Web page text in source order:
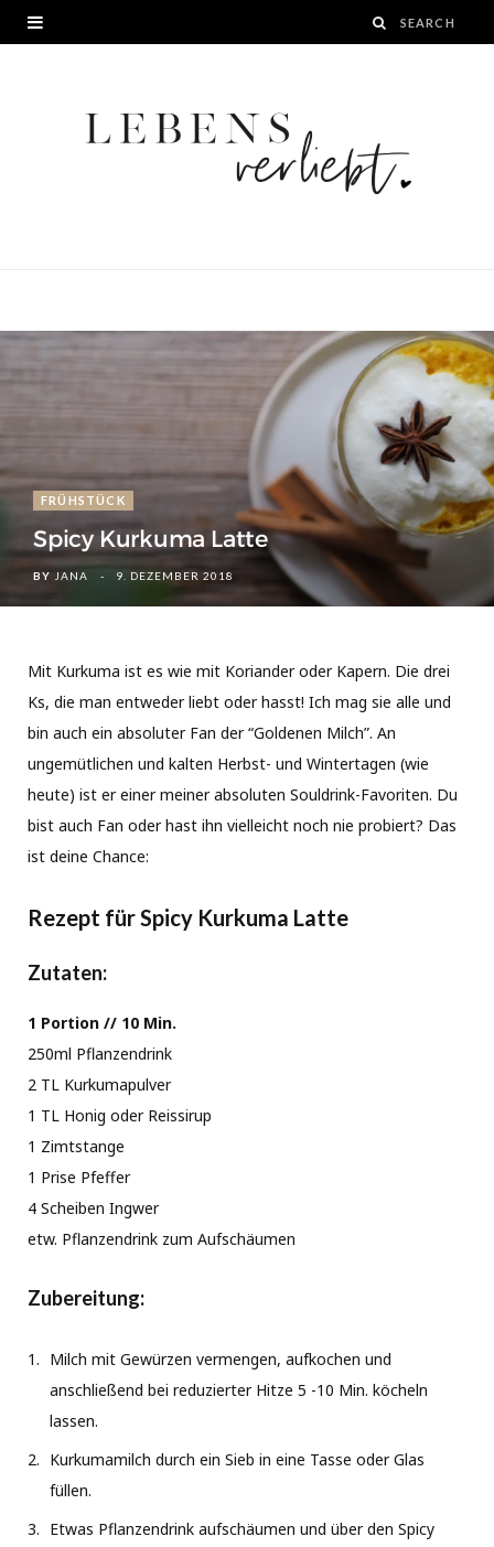
FRÜHSTÜCK
Spicy Kurkuma Latte
BY JANA 9. DEZEMBER 2018
Mit Kurkuma ist es wie mit Koriander oder Kapern. Die drei
Ks, die man entweder liebt oder hasst! Ich mag sie alle und
bin auch ein absoluter Fan der “Goldenen Milch”. An
ungemütlichen und kalten Herbst- und Wintertagen (wie
heute) ist er einer meiner absoluten Souldrink-Favoriten. Du
bist auch Fan oder hast ihn vielleicht noch nie probiert? Das
ist deine Chance:
Rezept für Spicy Kurkuma Latte
Zutaten:
1 Portion // 10 Min.
250ml Pflanzendrink
2 TL Kurkumapulver
1 TL Honig oder Reissirup
1 Zimtstange
1 Prise Pfeffer
4 Scheiben Ingwer
etw. Pflanzendrink zum Aufschäumen
Zubereitung:
Milch mit Gewürzen vermengen, aufkochen und
anschließend bei reduzierter Hitze 5 -10 Min. köcheln
lassen.
Kurkumamilch durch ein Sieb in eine Tasse oder Glas
füllen.
Etwas Pflanzendrink aufschäumen und über den Spicy